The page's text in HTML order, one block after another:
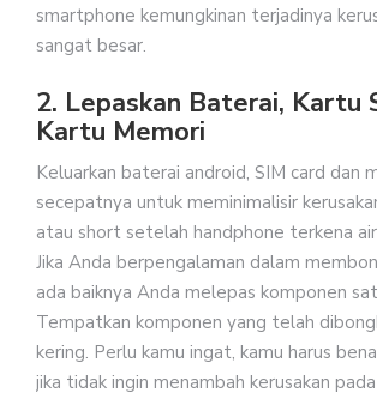
smartphone kemungkinan terjadinya
sangat besar.
2. Lepaskan Baterai, Kartu
Kartu Memori
Keluarkan baterai android, SIM card dan
secepatnya untuk meminimalisir
atau short setelah handphone terkena
Jika Anda berpengalaman dalam
ada baiknya Anda melepas komponen
Tempatkan komponen yang telah
kering. Perlu kamu ingat, kamu harus
jika tidak ingin menambah kerusakan